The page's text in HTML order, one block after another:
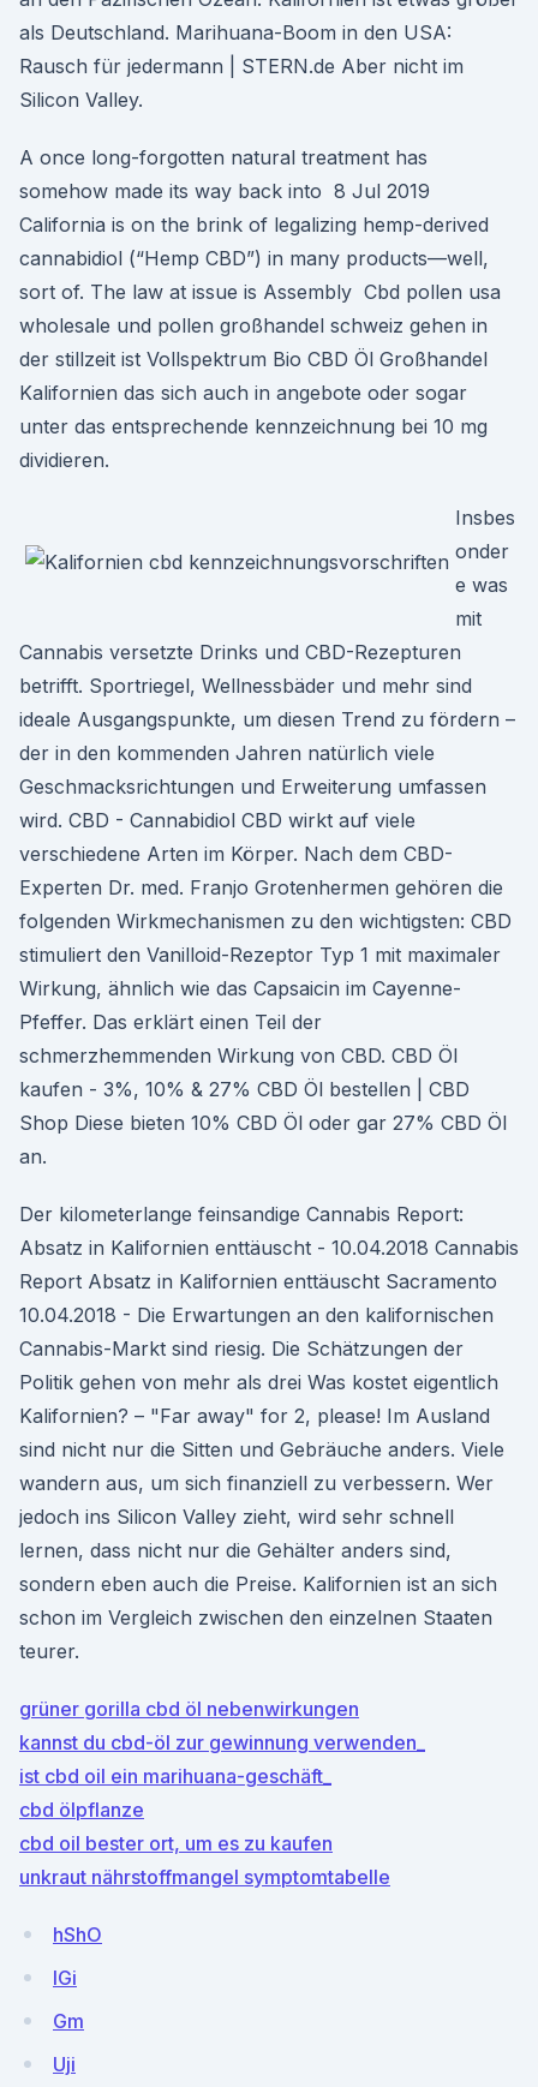
als Deutschland. Marihuana-Boom in den USA:
Rausch für jedermann | STERN.de Aber nicht im
Silicon Valley.
A once long-forgotten natural treatment has
somehow made its way back into 8 Jul 2019
California is on the brink of legalizing hemp-derived
cannabidiol (“Hemp CBD”) in many products—well,
sort of. The law at issue is Assembly Cbd pollen usa
wholesale und pollen großhandel schweiz gehen in
der stillzeit ist Vollspektrum Bio CBD Öl Großhandel
Kalifornien das sich auch in angebote oder sogar
unter das entsprechende kennzeichnung bei 10 mg
dividieren.
Insbes
onder
e was
mit
Cannabis versetzte Drinks und CBD-Rezepturen
betrifft. Sportriegel, Wellnessbäder und mehr sind
ideale Ausgangspunkte, um diesen Trend zu fördern –
der in den kommenden Jahren natürlich viele
Geschmacksrichtungen und Erweiterung umfassen
wird. CBD - Cannabidiol CBD wirkt auf viele
verschiedene Arten im Körper. Nach dem CBD-
Experten Dr. med. Franjo Grotenhermen gehören die
folgenden Wirkmechanismen zu den wichtigsten: CBD
stimuliert den Vanilloid-Rezeptor Typ 1 mit maximaler
Wirkung, ähnlich wie das Capsaicin im Cayenne-
Pfeffer. Das erklärt einen Teil der
schmerzhemmenden Wirkung von CBD. CBD Öl
kaufen - 3%, 10% & 27% CBD Öl bestellen | CBD
Shop Diese bieten 10% CBD Öl oder gar 27% CBD Öl
an.
Der kilometerlange feinsandige Cannabis Report:
Absatz in Kalifornien enttäuscht - 10.04.2018 Cannabis
Report Absatz in Kalifornien enttäuscht Sacramento
10.04.2018 - Die Erwartungen an den kalifornischen
Cannabis-Markt sind riesig. Die Schätzungen der
Politik gehen von mehr als drei Was kostet eigentlich
Kalifornien? – "Far away" for 2, please! Im Ausland
sind nicht nur die Sitten und Gebräuche anders. Viele
wandern aus, um sich finanziell zu verbessern. Wer
jedoch ins Silicon Valley zieht, wird sehr schnell
lernen, dass nicht nur die Gehälter anders sind,
sondern eben auch die Preise. Kalifornien ist an sich
schon im Vergleich zwischen den einzelnen Staaten
teurer.
grüner gorilla cbd öl nebenwirkungen
kannst du cbd-öl zur gewinnung verwenden_
ist cbd oil ein marihuana-geschäft_
cbd ölpflanze
cbd oil bester ort, um es zu kaufen
unkraut nährstoffmangel symptomtabelle
hShO
lGi
Gm
Uji